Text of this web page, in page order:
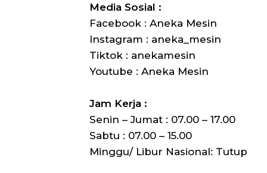
Media Sosial :
Facebook : Aneka Mesin
Instagram : aneka_mesin
Tiktok : anekamesin
Youtube : Aneka Mesin
Jam Kerja :
Senin – Jumat : 07.00 – 17.00
Sabtu : 07.00 – 15.00
Minggu/ Libur Nasional: Tutup